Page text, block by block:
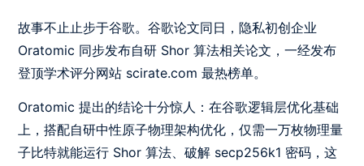
故事不止止步于谷歌。谷歌论文同日，隐私初创企业
Oratomic 同步发布自研 Shor 算法相关论文，一经发布
登顶学术评分网站 scirate.com 最热榜单。
Oratomic 提出的结论十分惊人：在谷歌逻辑层优化基础
上，搭配自研中性原子物理架构优化，仅需一万枚物理量
子比特就能运行 Shor 算法、破解 secp256k1 密码，这